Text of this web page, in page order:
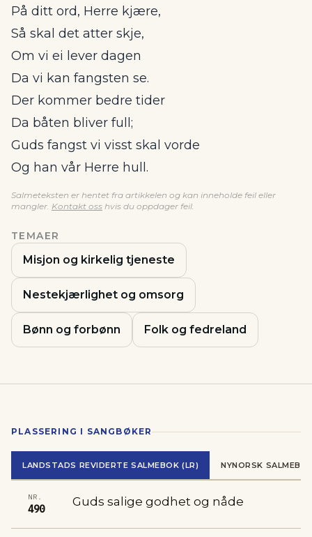
På ditt ord, Herre kjære,
Så skal det atter skje,
Om vi ei lever dagen
Da vi kan fangsten se.
Der kommer bedre tider
Da båten bliver full;
Guds fangst vi visst skal vorde
Og han vår Herre hull.
Salmeteksten er hentet fra artikkelen og kan inneholde feil eller
mangler. Kontakt oss hvis du oppdager feil.
TEMAER
Misjon og kirkelig tjeneste
Nestekjærlighet og omsorg
Bønn og forbønn Folk og fedreland
PLASSERING I SANGBØKER
LANDSTADS REVIDERTE SALMEBOK (LR) NYNORSK
NR.
490
Guds salige godhet og nåde